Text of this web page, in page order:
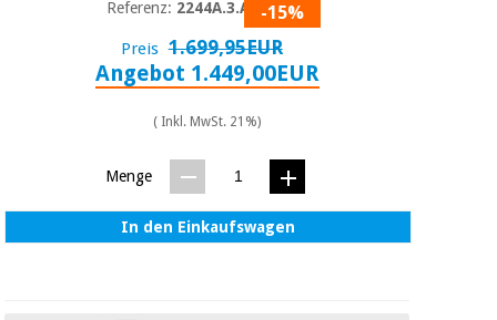
Referenz: 2244A.3.A26-15%
Preis 1.699,95EUR
Angebot 1.449,00EUR
( Inkl. MwSt. 21%)
Menge
In den Einkaufswagen